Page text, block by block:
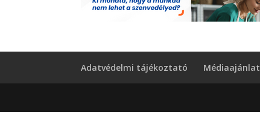
Adatvédelmi tájékoztató Médiaajánlat